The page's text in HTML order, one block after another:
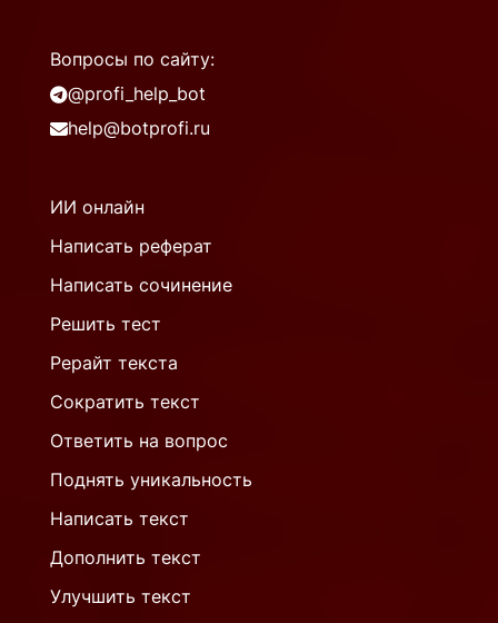
Вопросы по сайту:
@profi_help_bot
help@botprofi.ru
ИИ онлайн
Написать реферат
Написать сочинение
Решить тест
Рерайт текста
Сократить текст
Ответить на вопрос
Поднять уникальность
Написать текст
Дополнить текст
Улучшить текст